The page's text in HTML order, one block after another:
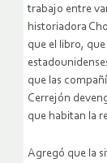
trabajo entre
historiadora
que el libro,
que las
Cerrejón
que habitan la
Agregó que la